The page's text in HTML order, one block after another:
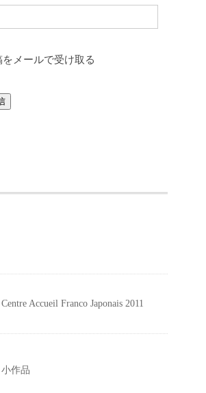
メールで受け取る
Centre Accueil Franco Japonais 2011
小作品